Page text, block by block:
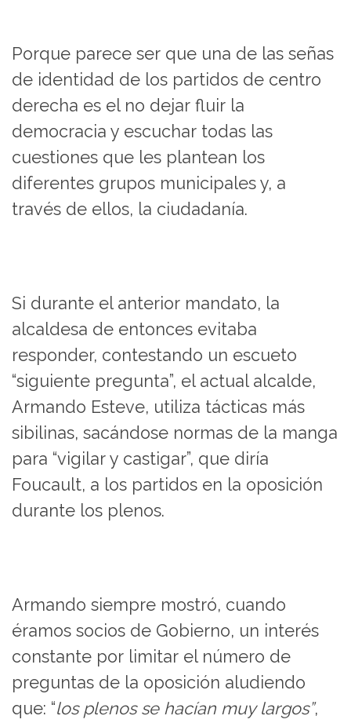
Porque parece ser que una de las señas
de identidad de los partidos de centro
derecha es el no dejar fluir la
democracia y escuchar todas las
cuestiones que les plantean los
diferentes grupos municipales y, a
través de ellos, la ciudadanía.
Si durante el anterior mandato, la
alcaldesa de entonces evitaba
responder, contestando un escueto
“siguiente pregunta”, el actual alcalde,
Armando Esteve, utiliza tácticas más
sibilinas, sacándose normas de la manga
para “vigilar y castigar”, que diría
Foucault, a los partidos en la oposición
durante los plenos.
Armando siempre mostró, cuando
éramos socios de Gobierno, un interés
constante por limitar el número de
preguntas de la oposición aludiendo
que: “los plenos se hacían muy largos”,